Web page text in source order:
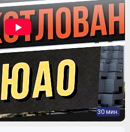
30 мин.